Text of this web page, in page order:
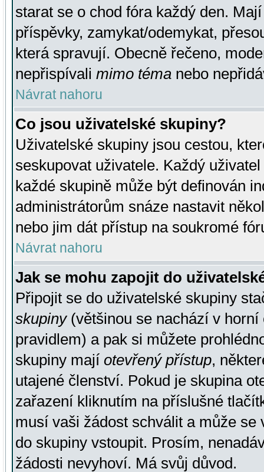
starat se o chod fóra každý den.
příspěvky, zamykat/odemykat,
která spravují. Obecně řečeno,
nepřispívali mimo téma nebo
Návrat nahoru
Co jsou uživatelské skupiny?
Uživatelské skupiny jsou cestou,
seskupovat uživatele. Každý
každé skupině může být definován
administrátorům snáze nastavit
nebo jim dát přístup na soukromé
Návrat nahoru
Jak se mohu zapojit do
Připojit se do uživatelské skupiny
skupiny(většinou se nachází v horní
pravidlem) a pak si můžete
skupiny mají otevřený přístup,
utajené členství. Pokud je skupina
zařazení kliknutím na příslušné
musí vaši žádost schválit a může se
do skupiny vstoupit. Prosím,
žádosti nevyhoví. Má svůj důvod.